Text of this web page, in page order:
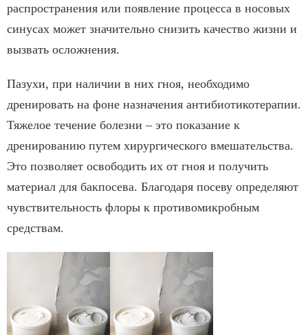
распространения или появление процесса в носовых
синусах может значительно снизить качество жизни и
вызвать осложнения.
Пазухи, при наличии в них гноя, необходимо
дренировать на фоне назначения антибиотикотерапии.
Тяжелое течение болезни – это показание к
дренированию путем хирургического вмешательства.
Это позволяет освободить их от гноя и получить
материал для бакпосева. Благодаря посеву определяют
чувствительность флоры к противомикробным
средствам.